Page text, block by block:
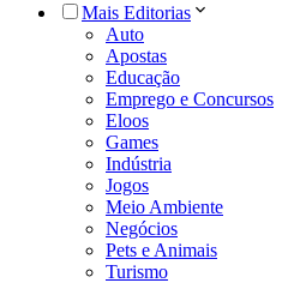
Mais Editorias
Auto
Apostas
Educação
Emprego e Concursos
Eloos
Games
Indústria
Jogos
Meio Ambiente
Negócios
Pets e Animais
Turismo